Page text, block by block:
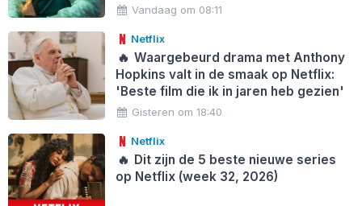
Vandaag om 08:11
Netflix
🔥 Waargebeurd drama met Anthony
Hopkins valt in de smaak op Netflix:
'Beste film die ik in jaren heb gezien'
Gisteren om 18:40
Netflix
🔥 Dit zijn de 5 beste nieuwe series
op Netflix (week 32, 2026)